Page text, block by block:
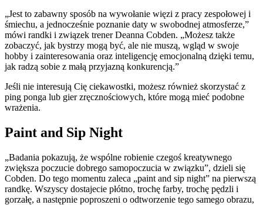
„Jest to zabawny sposób na wywołanie więzi z pracy zespołowej i
śmiechu, a jednocześnie poznanie daty w swobodnej atmosferze,”
mówi randki i związek trener Deanna Cobden. „Możesz także
zobaczyć, jak bystrzy mogą być, ale nie muszą, wgląd w swoje
hobby i zainteresowania oraz inteligencję emocjonalną dzięki temu,
jak radzą sobie z małą przyjazną konkurencją.”
Jeśli nie interesują Cię ciekawostki, możesz również skorzystać z
ping ponga lub gier zręcznościowych, które mogą mieć podobne
wrażenia.
Paint and Sip Night
„Badania pokazują, że wspólne robienie czegoś kreatywnego
zwiększa poczucie dobrego samopoczucia w związku”, dzieli się
Cobden. Do tego momentu zaleca „paint and sip night” na pierwszą
randkę. Wszyscy dostajecie płótno, trochę farby, trochę pędzli i
gorzałę, a następnie poproszeni o odtworzenie tego samego obrazu,